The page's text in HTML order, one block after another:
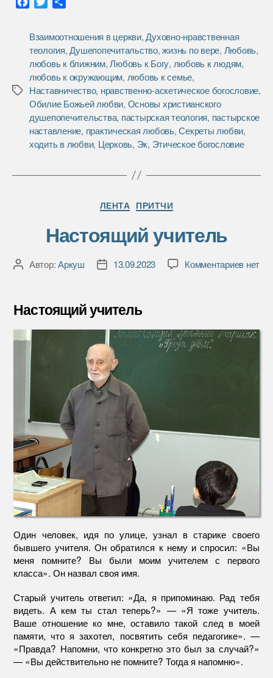
e
b
o
o
k
t
t
e
r
р
а
в
и
т
ь
Метки
Взаимоотношения в церкви,Духовно-нравственная
теология,Душепопечитальство,жизнь по вере, Любовь,
любовь к ближним,Любовь к Богу, любовь к людям,
любовь к окружающим, любовь к семье,
Наставничество, нравственно-аскетическое богословие,
Обилие Божьей любви, Основы христианского
душепопечительства, пастырская теология, пастырское
наставление, практическая любовь,Секреты любви,
ходить в любви, Церковь, Эк, Этическое богословие
Рубрики
ЛЕНТА ПРИТЧИ
Настоящий учитель
АвторАвтор:Аркуш
Дата13.09.2023 Комментариевкнет
Настоящий учитель
Один человек, идя по улице, узнал в старике своего
бывшего учителя. Он обратился к нему и спросил: «Вы
меня помните? Вы были моим учителем с первого
класса». Он назвал своя имя.
Старый учитель ответил: «Да, я припоминаю. Рад тебя
видеть. А кем ты стал теперь?» — «Я тоже учитель.
Ваше отношение ко мне, оставило такой след в моей
памяти, что я захотел, посвятить себя педагогике». —
«Правда? Напомни, что конкретно это был за случай?»
— «Вы действительно не помните? Тогда я напомню».